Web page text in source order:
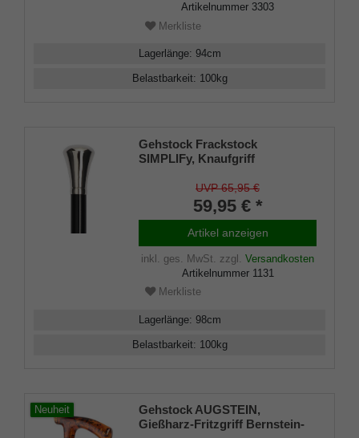
Artikelnummer 3303
Merkliste
Lagerlänge: 94cm
Belastbarkeit: 100kg
Gehstock Frackstock
SIMPLIFy, Knaufgriff
schwarz, Damen und Herren
UVP 65,95 €
59,95 € *
Artikel anzeigen
inkl. ges. MwSt. zzgl. Versandkosten
Artikelnummer 1131
Merkliste
Lagerlänge: 98cm
Belastbarkeit: 100kg
Neuheit
Gehstock AUGSTEIN,
Gießharz-Fritzgriff Bernstein-